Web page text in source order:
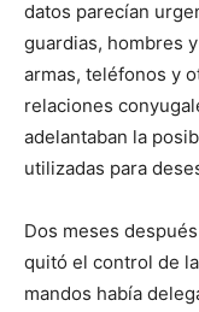
datos parecían
guardias, hombres
armas, teléfonos y
relaciones
adelantaban la
utilizadas para
Dos meses
quitó el control de
mandos había